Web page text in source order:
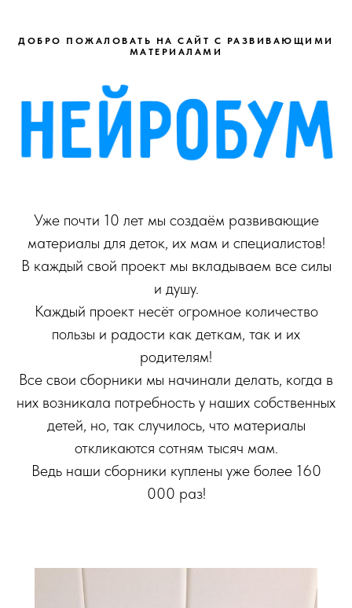
ДОБРО ПОЖАЛОВАТЬ НА САЙТ С РАЗВИВАЮЩИМИ
МАТЕРИАЛАМИ
Уже почти 10 лет мы создаём развивающие
материалы для деток, их мам и специалистов!
В каждый свой проект мы вкладываем все силы
и душу.
Каждый проект несёт огромное количество
пользы и радости как деткам, так и их
родителям!
Все свои сборники мы начинали делать, когда в
них возникала потребность у наших собственных
детей, но, так случилось, что материалы
откликаются сотням тысяч мам.
Ведь наши сборники куплены уже более 160
000 раз!